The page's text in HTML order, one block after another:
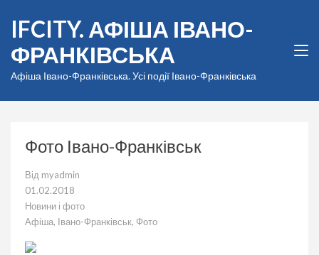
вмісту
(натисніть
Enter)
IFCITY. АФІША ІВАНО-
ФРАНКІВСЬКА
Афіша Івано-Франківська. Усі події Івано-Франківська
Фото Івано-Франківськ
Від myadmin
01.02.2018
Новини і фото
Афіша, Івано-Франківськ, Фото